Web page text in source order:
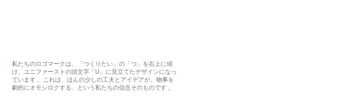
私たちのロゴマークは、「つくりたい」の「つ」を右上に傾
け、ユニファーストの頭文字「U」に見立てたデザインになっ
ています 。これは、ほんの少しの工夫とアイデアが、物事を
劇的にオモシロクする、という私たちの信念そのものです 。